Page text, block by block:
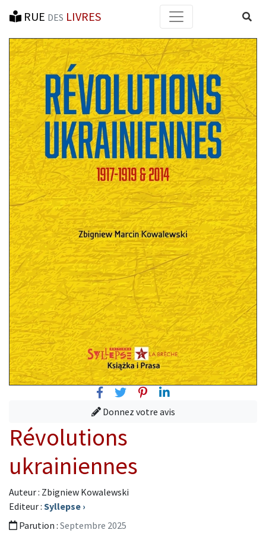
RUE DES LIVRES
FacebookTwitterPinterest
Linkedin
Donnez votre avis
Révolutions
ukrainiennes
Auteur : Zbigniew Kowalewski
Editeur : Syllepse ›
Parution : Septembre 2025